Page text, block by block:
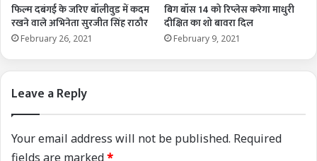
​फिल्म दबंगई के जरिए बॉलीवुड में कदम
रखने वाले अभिनेता सुरजीत सिंह राठौर
February 26, 2021
बिग बॉस 14 को रिप्लेस करेगा माधुरी
दीक्षित का शो बावरा दिल
February 9, 2021
Leave a Reply
Your email address will not be published. Required
fields are marked*